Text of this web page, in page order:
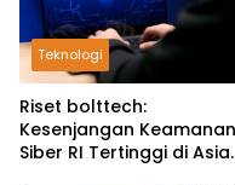
Teknologi
Riset bolttech:
Kesenjangan Keamanan
Siber RI Tertinggi di Asia